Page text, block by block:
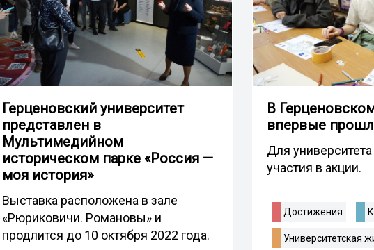
Герценовский университет
представлен в
Мультимедийном
историческом парке «Россия —
моя история»
Выставка расположена в зале
«Рюриковичи. Романовы» и
продлится до 10 октября 2022 года.
В
впервые
Для
участия в акции.
Достижения
Университетская